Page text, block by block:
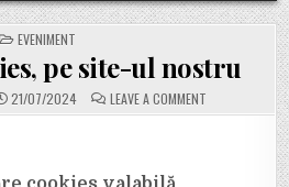
POSTED
IN
EVENIMENT
pe site-ul nostru
21/07/2024 LEAVE A COMMENTON
DESPRE